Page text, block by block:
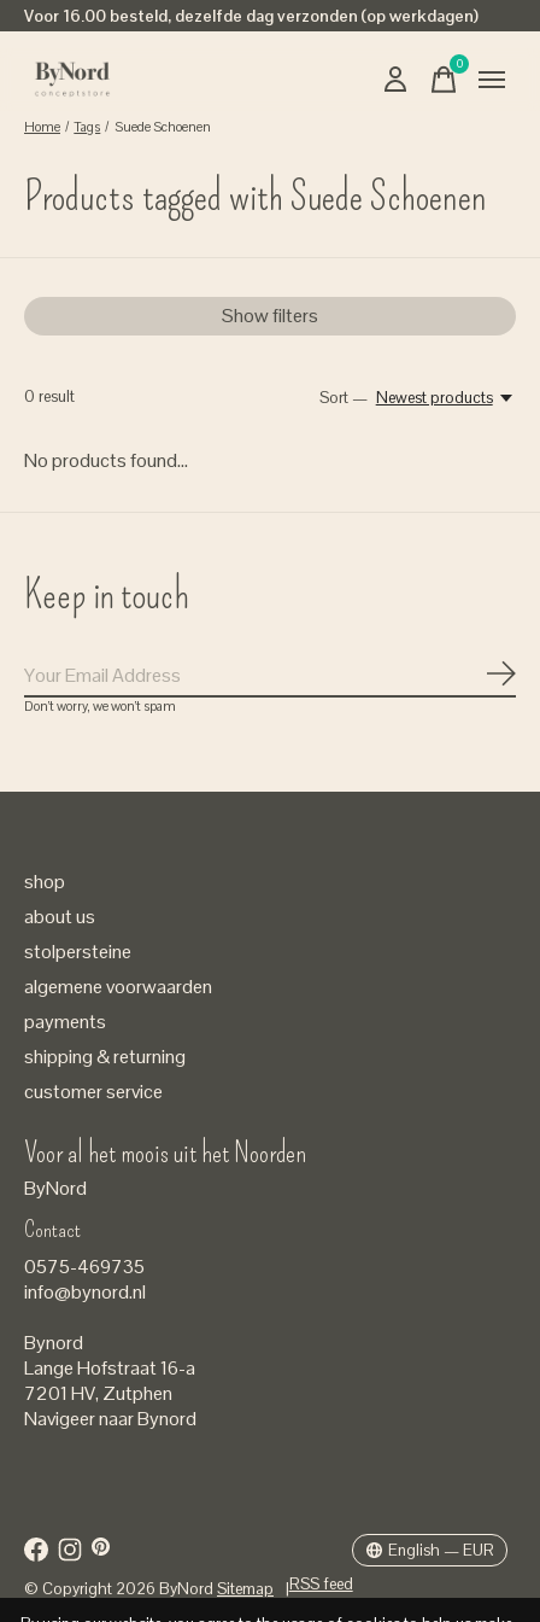
Voor 16.00 besteld, dezelfde dag verzonden (op werkdagen)
0items
Home / Tags / Suede Schoenen
Products tagged with Suede Schoenen
Show filters
0 result Sort — Newest products
No products found...
Keep in touch
Don’t worry, we won’t spam
shop
about us
stolpersteine
algemene voorwaarden
payments
shipping & returning
customer service
Voor al het moois uit het Noorden
ByNord
Contact
0575-469735
info@bynord.nl
Bynord
Lange Hofstraat 16-a
7201 HV, Zutphen
Navigeer naar Bynord
© Copyright 2026 ByNord Sitemap |RSS feed
English — EUR